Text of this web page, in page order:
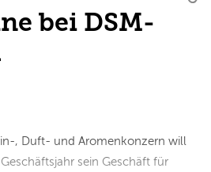
bei DSM-
, Duft- und Aromenkonzern will
sein Geschäft für